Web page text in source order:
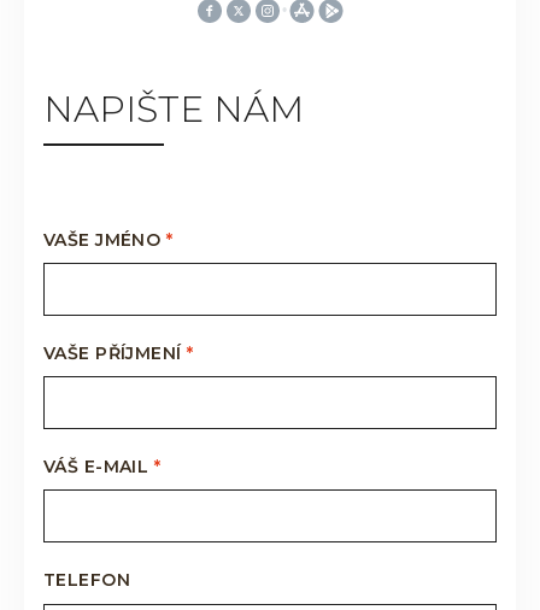
NAPIŠTE NÁM
VAŠE JMÉNO *
VAŠE PŘÍJMENÍ *
VÁŠ E-MAIL *
TELEFON